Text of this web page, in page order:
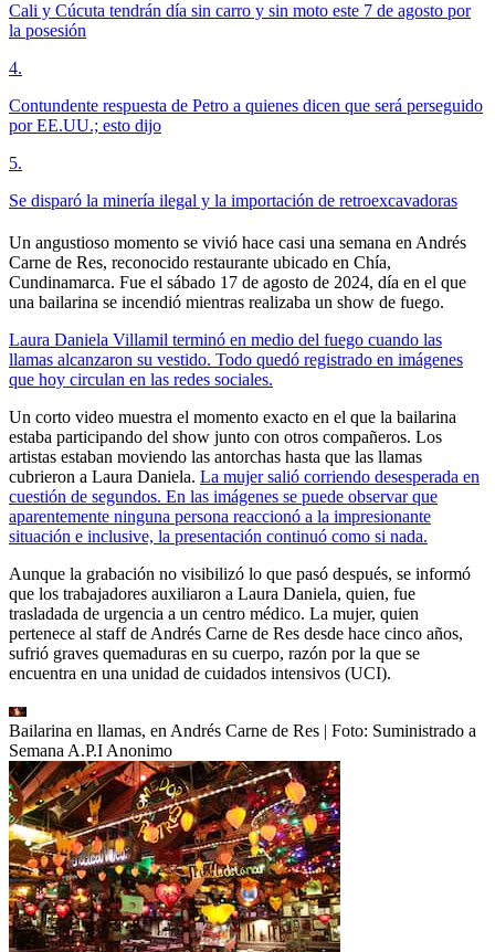
Cali y Cúcuta tendrán día sin carro y sin moto este 7 de agosto por
la posesión
4.
Contundente respuesta de Petro a quienes dicen que será perseguido
por EE.UU.; esto dijo
5.
Se disparó la minería ilegal y la importación de retroexcavadoras
Un angustioso momento se vivió hace casi una semana en Andrés
Carne de Res, reconocido restaurante ubicado en Chía,
Cundinamarca. Fue el sábado 17 de agosto de 2024, día en el que
una bailarina se incendió mientras realizaba un show de fuego.
Laura Daniela Villamil terminó en medio del fuego cuando las
llamas alcanzaron su vestido. Todo quedó registrado en imágenes
que hoy circulan en las redes sociales.
Un corto video muestra el momento exacto en el que la bailarina
estaba participando del show junto con otros compañeros. Los
artistas estaban moviendo las antorchas hasta que las llamas
cubrieron a Laura Daniela. La mujer salió corriendo desesperada en
cuestión de segundos. En las imágenes se puede observar que
aparentemente ninguna persona reaccionó a la impresionante
situación e inclusive, la presentación continuó como si nada.
Aunque la grabación no visibilizó lo que pasó después, se informó
que los trabajadores auxiliaron a Laura Daniela, quien, fue
trasladada de urgencia a un centro médico. La mujer, quien
pertenece al staff de Andrés Carne de Res desde hace cinco años,
sufrió graves quemaduras en su cuerpo, razón por la que se
encuentra en una unidad de cuidados intensivos (UCI).
Bailarina en llamas, en Andrés Carne de Res | Foto: Suministrado a
Semana A.P.I Anonimo